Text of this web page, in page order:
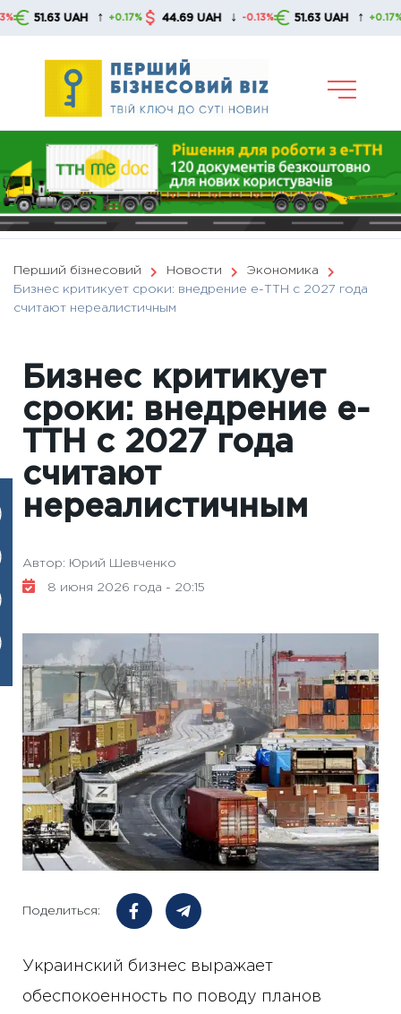
Skip
UAH ↑ +0.17% 44.69 UAH ↓ -0.13% 51.63 UAH ↑ +0.17%
Перший бізнесовий Новости
Экономика
Бизнес критикует сроки: внедрение е-ТТН с 2027 года
считают нереалистичным
Бизнес критикует
сроки: внедрение е-
ТТН с 2027 года
считают
нереалистичным
Автор: Юрий Шевченко
8 июня 2026 года - 20:15
Поделиться:
Украинский бизнес выражает
обеспокоенность по поводу планов